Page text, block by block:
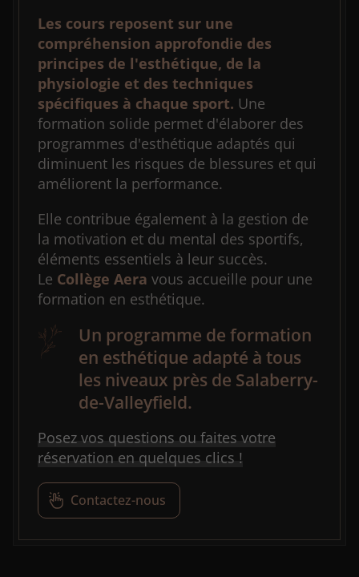
Les cours reposent sur une
compréhension approfondie des
principes de l'esthétique, de la
physiologie et des techniques
spécifiques à chaque sport. Une
formation solide permet d'élaborer des
programmes d'esthétique adaptés qui
diminuent les risques de blessures et qui
améliorent la performance.
Elle contribue également à la gestion de
la motivation et du mental des sportifs,
éléments essentiels à leur succès.
Le Collège Aera vous accueille pour une
formation en esthétique.
Un programme de formation
en esthétique adapté à tous
les niveaux près de Salaberry-
de-Valleyfield.
Posez vos questions ou faites votre
réservation en quelques clics !
Contactez-nous